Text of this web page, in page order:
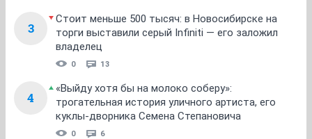
3
Стоит меньше 500 тысяч: в Новосибирске на
торги выставили серый Infiniti — его заложил
владелец
0 13
4
«Выйду хотя бы на молоко соберу»:
трогательная история уличного артиста, его
куклы-дворника Семена Степановича
0 6